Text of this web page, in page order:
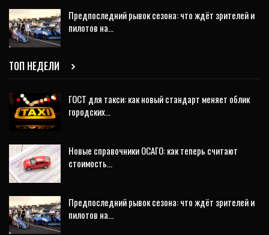
Предпоследний рывок сезона: что ждёт зрителей и
пилотов на…
ТОП НЕДЕЛИ
ГОСТ для такси: как новый стандарт меняет облик
городских…
Новые справочники ОСАГО: как теперь считают
стоимость…
Предпоследний рывок сезона: что ждёт зрителей и
пилотов на…